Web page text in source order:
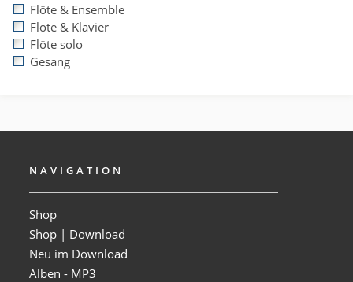
Flöte & Ensemble
Flöte & Klavier
Flöte solo
Gesang
NAVIGATION
Shop
Shop | Download
Neu im Download
Alben - MP3